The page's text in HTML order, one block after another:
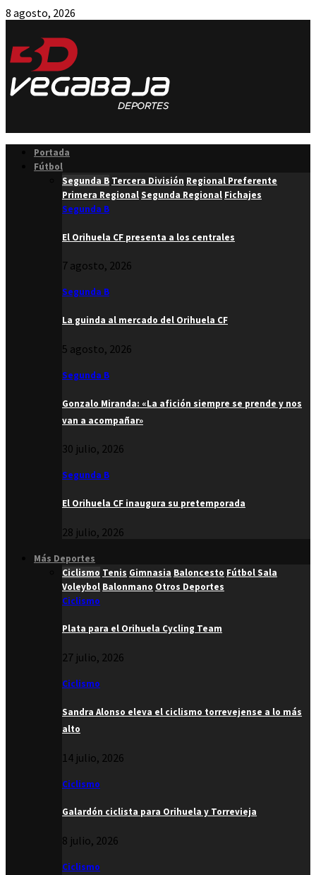
8 agosto, 2026
Portada
Fútbol
Segunda B Tercera División Regional Preferente
Primera RegionalSegunda Regional Fichajes
Segunda B
El Orihuela CF presenta a los centrales
7 agosto, 2026
Segunda B
La guinda al mercado del Orihuela CF
5 agosto, 2026
Segunda B
Gonzalo Miranda: «La afición siempre se prende y nos
van a acompañar»
30 julio, 2026
Segunda B
El Orihuela CF inaugura su pretemporada
28 julio, 2026
Más Deportes
Ciclismo Tenis Gimnasia Baloncesto Fútbol Sala
Voleybol Balonmano Otros Deportes
Ciclismo
Plata para el Orihuela Cycling Team
27 julio, 2026
Ciclismo
Sandra Alonso eleva el ciclismo torrevejense a lo más
alto
14 julio, 2026
Ciclismo
Galardón ciclista para Orihuela y Torrevieja
8 julio, 2026
Ciclismo